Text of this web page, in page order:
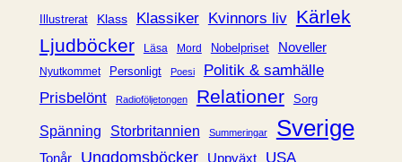
Illustrerat Klass Klassiker Kvinnors liv Kärlek
Ljudböcker
Läsa Mord Nobelpriset Noveller
Nyutkommet Personligt Poesi
Politik & samhälle
Prisbelönt
Radioföljetongen Relationer Sorg
Spänning Storbritannien Summeringar Sverige
Tonår Ungdomsböcker Uppväxt USA